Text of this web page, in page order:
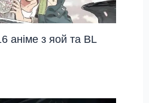
аніме з яой та BL